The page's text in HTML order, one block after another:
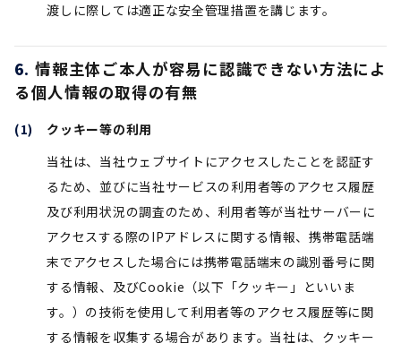
渡しに際しては適正な安全管理措置を講じます。
情報主体ご本人が容易に認識できない方法によ
る個人情報の取得の有無
クッキー等の利用
当社は、当社ウェブサイトにアクセスしたことを認証す
るため、並びに当社サービスの利用者等のアクセス履歴
及び利用状況の調査のため、利用者等が当社サーバーに
アクセスする際のIPアドレスに関する情報、携帯電話端
末でアクセスした場合には携帯電話端末の識別番号に関
する情報、及びCookie（以下「クッキー」といいま
す。）の技術を使用して利用者等のアクセス履歴等に関
する情報を収集する場合があります。当社は、クッキー